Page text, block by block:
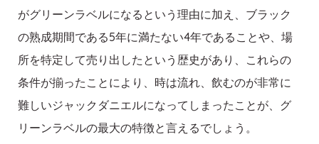
がグリーンラベルになるという理由に加え、ブラック
の熟成期間である5年に満たない4年であることや、場
所を特定して売り出したという歴史があり、これらの
条件が揃ったことにより、時は流れ、飲むのが非常に
難しいジャックダニエルになってしまったことが、グ
リーンラベルの最大の特徴と言えるでしょう。